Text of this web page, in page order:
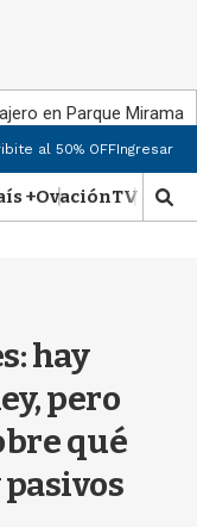
en Parque Miramar
al 50% OFFIngresar
+OvaciónTV Show
M
o
hay
pero
qué